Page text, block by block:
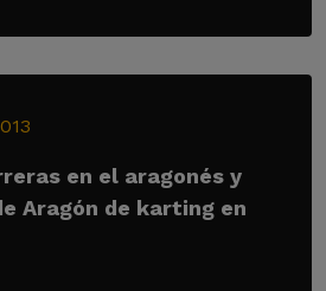
en el aragonés y
Aragón de karting en